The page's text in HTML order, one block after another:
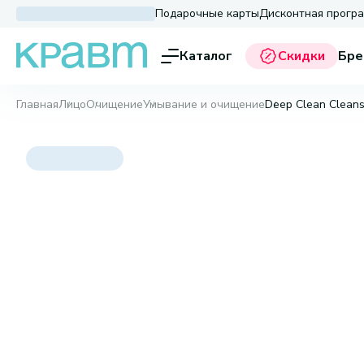
Подарочные картыДисконтная
Каталог Скидки
ГлавнаяЛицоОчищениеУмывание и очищениеDeep Clean